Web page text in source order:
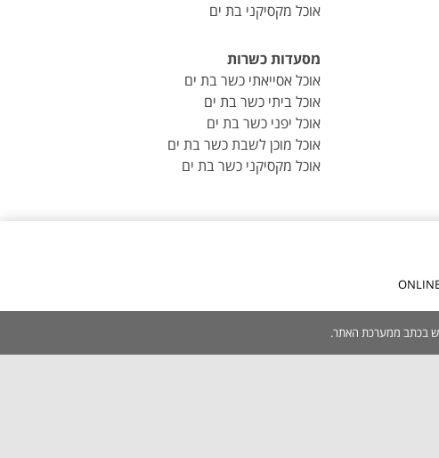
אוכל מקסיקני בת ים
מסעדות כשרות
אוכל אסייאתי כשר בת ים
אוכל ביתי כשר בת ים
אוכל יפני כשר בת ים
אוכל מוכן לשבת כשר בת ים
אוכל מקסיקני כשר בת ים